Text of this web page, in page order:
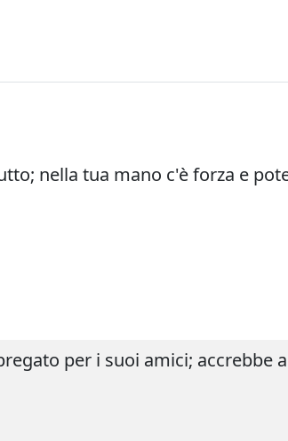
nella tua mano c'è forza e
per i suoi amici; accrebbe